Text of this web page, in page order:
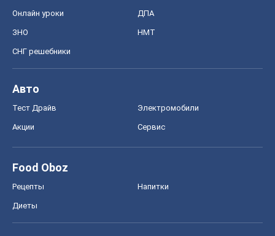
Онлайн уроки ДПА
ЗНО НМТ
СНГ решебники
Авто
Тест Драйв Электромобили
Акции Сервис
Food Oboz
Рецепты Напитки
Диеты